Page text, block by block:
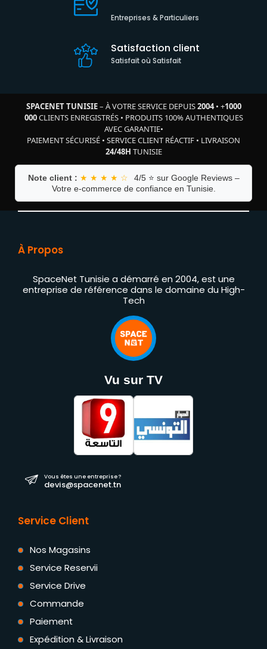
Entreprises & Particuliers
Satisfaction client
Satisfait où Satisfait
SPACENET TUNISIE– À VOTRE SERVICE DEPUIS2004• +1000
000CLIENTS ENREGISTRÉS• PRODUITS 100% AUTHENTIQUES
AVEC GARANTIE•
PAIEMENT SÉCURISÉ • SERVICE CLIENT RÉACTIF • LIVRAISON
24/48H TUNISIE
Note client : ★ ★ ★ ★ ☆
4/5 ⭐ sur Google Reviews –
Votre e-commerce de confiance en Tunisie.
À Propos
SpaceNet Tunisie a démarré en 2004, est une
entreprise de référence dans le domaine du High-
Tech
Vu sur TV
Vous êtes une entreprise ?
devis@spacenet.tn
Service Client
Nos Magasins
Service Reservii
Service Drive
Commande
Paiement
Expédition & Livraison